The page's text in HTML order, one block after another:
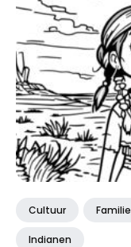
Cultuur Familie
Indianen